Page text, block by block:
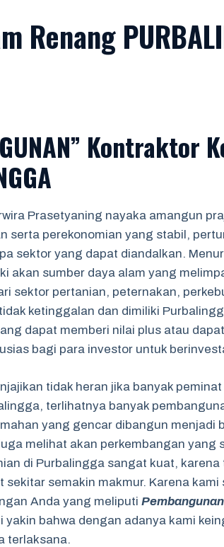
Renang
Kontraktor
Prasetyaning nayaka amangun
serta perekonomian yang stabil,
sektor yang dapat diandalkan.
akan sumber daya alam yang
sektor pertanian, peternakan,
ketinggalan dan dimiliki
dapat memberi nilai plus atau
bagi para investor untuk
tidak heran jika banyak
terlihatnya banyak
yang gencar dibangun menjadi
melihat akan perkembangan yang
di Purbalingga sangat kuat,
semakin makmur. Karena
Anda yang meliputi
yakin bahwa dengan adanya kami
terlaksana.